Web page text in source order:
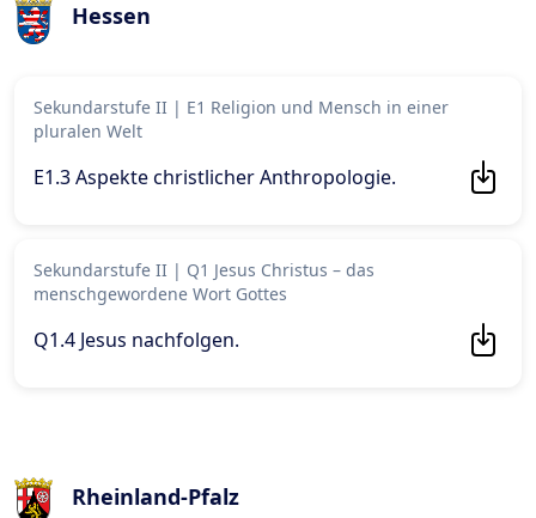
Hessen
Sekundarstufe II | E1 Religion und Mensch in einer
pluralen Welt
E1.3 Aspekte christlicher Anthropologie.
Sekundarstufe II | Q1 Jesus Christus – das
menschgewordene Wort Gottes
Q1.4 Jesus nachfolgen.
Rheinland-Pfalz